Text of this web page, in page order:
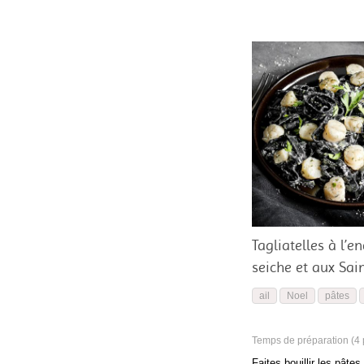
Tagliatelles à
seiche et aux
ail Noel pâtes
Temps de préparation (4